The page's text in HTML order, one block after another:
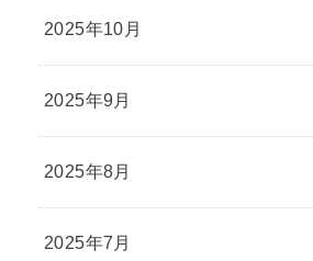
2025年10月
2025年9月
2025年8月
2025年7月